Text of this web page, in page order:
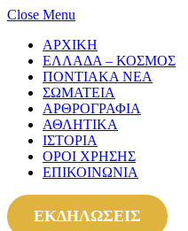
Close Menu
ΑΡΧΙΚΗ
ΕΛΛΑΔΑ – ΚΟΣΜΟΣ
ΠΟΝΤΙΑΚΑ ΝΕΑ
ΣΩΜΑΤΕΙΑ
ΑΡΘΡΟΓΡΑΦΙΑ
ΑΘΛΗΤΙΚΑ
ΙΣΤΟΡΙΑ
ΟΡΟΙ ΧΡΗΣΗΣ
ΕΠΙΚΟΙΝΩΝΙΑ
ΕΚΔΗΛΩΣΕΙΣ